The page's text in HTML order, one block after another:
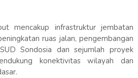
mencakup infrastruktur jembatan
ruas jalan, pengembangan
Sondosia dan sejumlah proyek
konektivitas wilayah dan